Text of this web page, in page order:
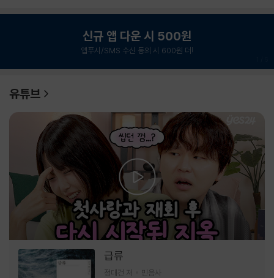
신규 앱 다운 시 500원
앱푸시/SMS 수신 동의 시 600원 더!
유튜브
급류
정대건 저 민음사